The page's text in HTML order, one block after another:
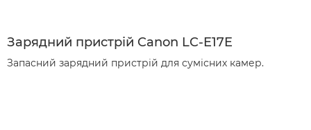
Зарядний пристрій Canon LC-E17E
Запасний зарядний пристрій для сумісних камер.